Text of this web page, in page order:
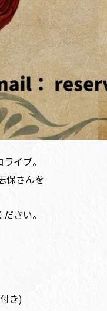
イブ。
保さんを
さい。
き)